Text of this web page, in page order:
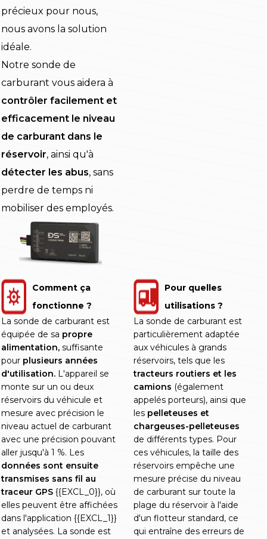
précieux pour nous,
nous avons la solution
idéale.
Notre sonde de
carburant vous aidera à
contrôler facilement et
efficacement le niveau
de carburant dans le
réservoir, ainsi qu'à
détecter les abus, sans
perdre de temps ni
mobiliser des employés.
Comment ça
fonctionne ?
La sonde de carburant est
équipée de sa propre
alimentation, suffisante
pour plusieurs années
d'utilisation. L'appareil se
monte sur un ou deux
réservoirs du véhicule et
mesure avec précision le
niveau actuel de carburant
avec une précision pouvant
aller jusqu'à 1 %. Les
données sont ensuite
transmises sans fil au
traceur GPS {{EXCL_0}}, où
elles peuvent être affichées
dans l'application {{EXCL_1}}
et analysées. La sonde est
Pour quelles
utilisations ?
La sonde de carburant est
particulièrement adaptée
aux véhicules à grands
réservoirs, tels que les
tracteurs routiers et les
camions (également
appelés porteurs), ainsi que
les pelleteuses et
chargeuses-pelleteuses
de différents types. Pour
ces véhicules, la taille des
réservoirs empêche une
mesure précise du niveau
de carburant sur toute la
plage du réservoir à l'aide
d'un flotteur standard, ce
qui entraîne des erreurs de